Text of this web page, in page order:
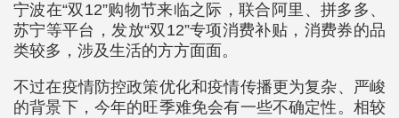
宁波在“双12”购物节来临之际，联合阿里、拼多多、
苏宁等平台，发放“双12”专项消费补贴，消费券的品
类较多，涉及生活的方方面面。
不过在疫情防控政策优化和疫情传播更为复杂、严峻
的背景下，今年的旺季难免会有一些不确定性。相较